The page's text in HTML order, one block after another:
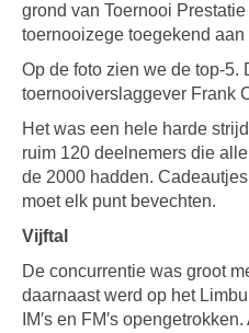
grond van Toernooi
toernooizege toegekend aan
Op de foto zien we de top-5.
toernooiverslaggever Frank
Het was een hele harde
ruim 120 deelnemers die
de 2000 hadden.
moet elk punt bevechten.
Vijftal
De concurrentie was groot
daarnaast werd op het
IM′s en FM′s